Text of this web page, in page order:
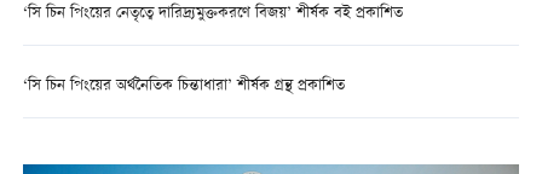
‘সি চিন পিংয়ের নেতৃত্বে দারিদ্র্যমুক্তকরণে বিজয়’ শীর্ষক বই প্রকাশিত
‘সি চিন পিংয়ের অর্থনৈতিক চিন্তাধারা’ শীর্ষক গ্রন্থ প্রকাশিত